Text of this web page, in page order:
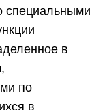
специальными
в
по
в